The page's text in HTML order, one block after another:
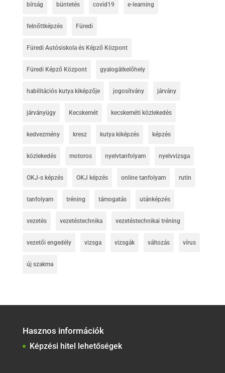
bírság büntetés covid19 e-learning
felnőttképzés Füredi
Füredi Autósiskola és Képző Központ
Füredi Képző Központ gyalogátkelőhely
habilitációs kutya kiképzője jogosítvány járvány
járványügy Kecskemét kecskeméti közlekedés
kedvezmény kresz kutya kiképzés képzés
közlekedés motoros nyelvtanfolyam nyelvvizsga
OKJ-s képzés OKJ képzés online tanfolyam rutin
tanfolyam tréning támogatás utánképzés
vezetés vezetéstechnika vezetéstechnikai tréning
vezetői engedély vizsga vizsgák változás vírus
új szakma
Hasznos információk
Képzési hitel lehetőségek